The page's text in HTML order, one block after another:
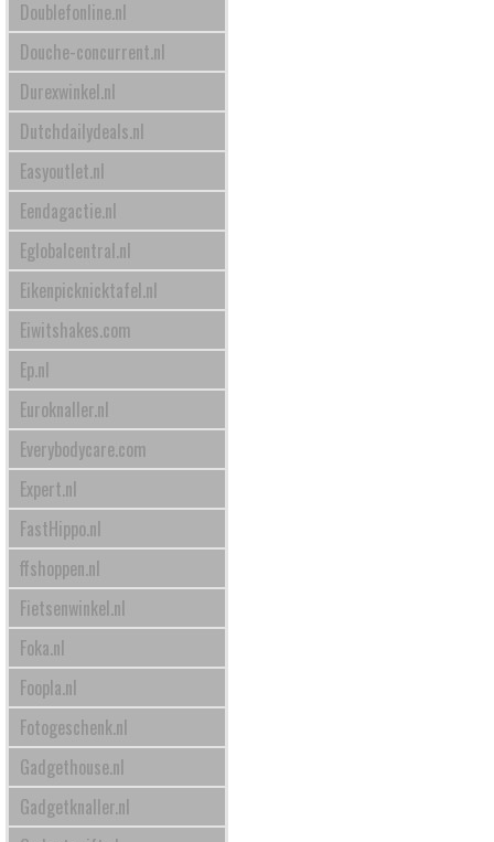
Doublefonline.nl
Douche-concurrent.nl
Durexwinkel.nl
Dutchdailydeals.nl
Easyoutlet.nl
Eendagactie.nl
Eglobalcentral.nl
Eikenpicknicktafel.nl
Eiwitshakes.com
Ep.nl
Euroknaller.nl
Everybodycare.com
Expert.nl
FastHippo.nl
ffshoppen.nl
Fietsenwinkel.nl
Foka.nl
Foopla.nl
Fotogeschenk.nl
Gadgethouse.nl
Gadgetknaller.nl